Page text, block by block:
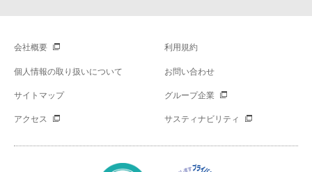
会社概要 利用規約
個人情報の取り扱いについて お問い合わせ
サイトマップ グループ企業
アクセス サスティナビリティ